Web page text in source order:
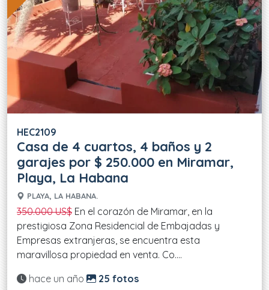
HEC2109
Casa de 4 cuartos, 4 baños y 2
garajes por $ 250.000 en Miramar,
Playa, La Habana
PLAYA, LA HABANA.
350.000 US$ En el corazón de Miramar, en la
prestigiosa Zona Residencial de Embajadas y
Empresas extranjeras, se encuentra esta
maravillosa propiedad en venta. Co....
Actualizado:
hace un año 25 fotos